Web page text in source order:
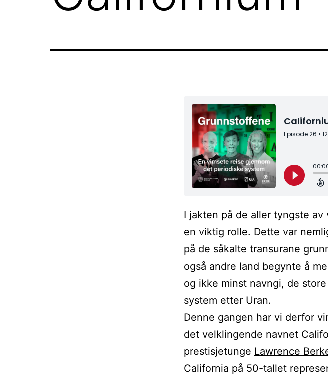
I jakten på de aller tyngste
en viktig rolle. Dette var
på de såkalte transurane
også andre land begynte å
og ikke minst navngi, de
system etter Uran.
Denne gangen har vi derfor
det velklingende navnet
prestisjetunge Lawrence
California på 50-tallet